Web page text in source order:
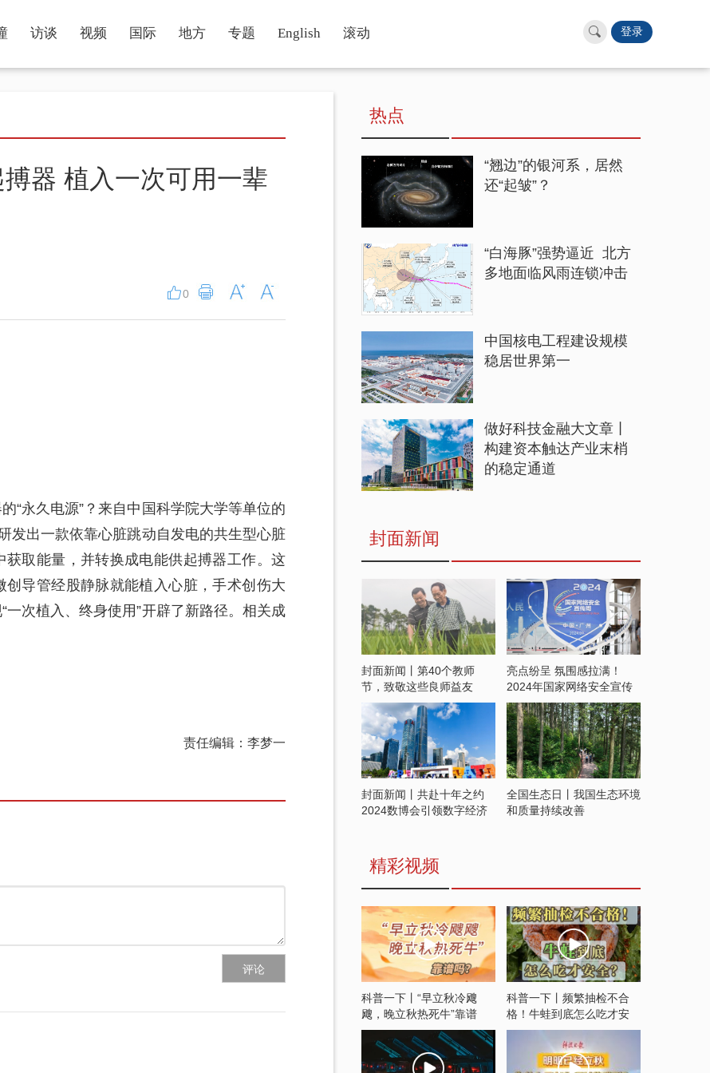
访谈 视频 国际 地方 专题 English 滚动 登录
器 植入一次可用一辈
0
“永久电源”？来自中国科学院大学等单位的
发出一款依靠心脏跳动自发电的共生型心脏
取能量，并转换成电能供起搏器工作。这
导管经股静脉就能植入心脏，手术创伤大
次植入、终身使用”开辟了新路径。相关成
责任编辑：李梦一
评论
热点
“翘边”的银河系，居然
还“起皱”？
“白海豚”强势逼近 北方
多地面临风雨连锁冲击
中国核电工程建设规模
稳居世界第一
做好科技金融大文章丨
构建资本触达产业末梢
的稳定通道
封面新闻
封面新闻丨第40个教师
节，致敬这些良师益友
亮点纷呈 氛围感拉满！
2024年国家网络安全宣传
周开启
封面新闻丨共赴十年之约
2024数博会引领数字经济
全国生态日丨我国生态环境
和质量持续改善
精彩视频
科普一下丨“早立秋冷飕
飕，晚立秋热死牛”靠谱
吗？
科普一下丨频繁抽检不合
格！牛蛙到底怎么吃才安
全？